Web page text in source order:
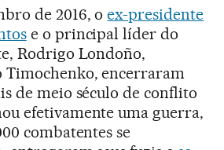
de 2016, oex-presidente
e o principal líder do
Rodrigo Londoño,
Timochenko, encerraram
de meio século de conflito
efetivamente uma guerra,
combatentes se